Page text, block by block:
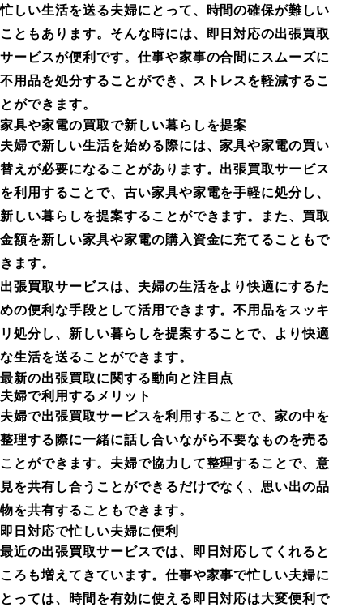
忙しい生活を送る夫婦にとって、時間の確保が難しい
こともあります。そんな時には、即日対応の出張買取
サービスが便利です。仕事や家事の合間にスムーズに
不用品を処分することができ、ストレスを軽減するこ
とができます。
家具や家電の買取で新しい暮らしを提案
夫婦で新しい生活を始める際には、家具や家電の買い
替えが必要になることがあります。出張買取サービス
を利用することで、古い家具や家電を手軽に処分し、
新しい暮らしを提案することができます。また、買取
金額を新しい家具や家電の購入資金に充てることもで
きます。
出張買取サービスは、夫婦の生活をより快適にするた
めの便利な手段として活用できます。不用品をスッキ
リ処分し、新しい暮らしを提案することで、より快適
な生活を送ることができます。
最新の出張買取に関する動向と注目点
夫婦で利用するメリット
夫婦で出張買取サービスを利用することで、家の中を
整理する際に一緒に話し合いながら不要なものを売る
ことができます。夫婦で協力して整理することで、意
見を共有し合うことができるだけでなく、思い出の品
物を共有することもできます。
即日対応で忙しい夫婦に便利
最近の出張買取サービスでは、即日対応してくれると
ころも増えてきています。仕事や家事で忙しい夫婦に
とっては、時間を有効に使える即日対応は大変便利で